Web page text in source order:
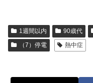
1週間以内 90歳代
（7）停電
熱中症